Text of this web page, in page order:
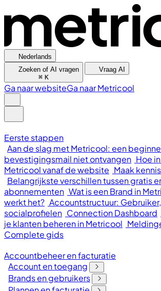
Nederlands
Zoeken of AI vragen
⌘ K
Vraag AI
Ga naar websiteGa naar Metricool
Eerste stappen
Aan de slag met Metricool: een
bevestigingsmail niet ontvangen Hoe
Metricool vanaf de website Maak
Belangrijkste verschillen tussen gratis
abonnementen Wat is een Brand in
werkt het? Accountstructuur:
socialprofielen Connection Dashboard
je klanten beheren in Metricool
Complete gids
Accountbeheer en facturatie
Account en toegang
Brands en gebruikers